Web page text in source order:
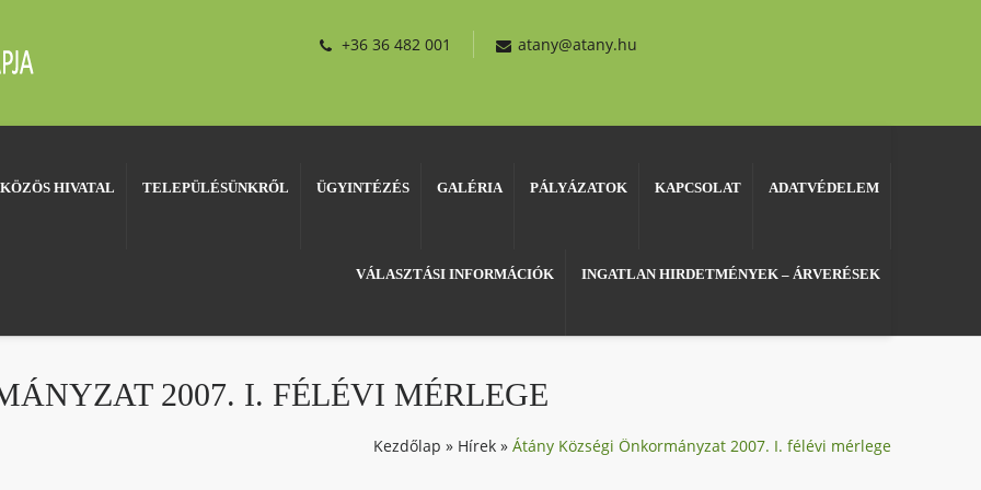
+36 36 482 001 atany@atany.hu
KÖZÖS HIVATAL TELEPÜLÉSÜNKRŐL ÜGYINTÉZÉS GALÉRIA PÁLYÁZATOK KAPCSOLAT ADATVÉDELEM
VÁLASZTÁSI INFORMÁCIÓK INGATLAN HIRDETMÉNYEK – ÁRVERÉSEK
2007. I. FÉLÉVI MÉRLEGE
Kezdőlap » Hírek » Átány Községi Önkormányzat 2007. I. félévi mérlege